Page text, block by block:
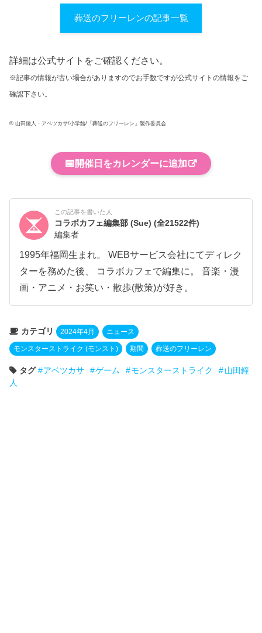
葬送のフリーレンの記事一覧
詳細は公式サイトをご確認ください。
※記事の情報が古い場合がありますのでお手数ですが公式サイトの情報をご
確認下さい。
© 山田鐘人・アベツカサ/小学館/「葬送のフリーレン」製作委員会
📅 開催日をカレンダーに追加
この記事を書いた人
コラボカフェ編集部 (Sue)(全21522件)
編集者
1995年福岡生まれ。 WEBサービス会社にてディレク
ターを務めた後、 コラボカフェで編集に。 音楽・漫
画・アニメ・お笑い・散歩(散策)が好き。
カテゴリ 2024年4月 ニュース
モンスターストライク (モンスト) 期間 葬送のフリーレン
タグ アベツカサ ゲーム モンスターストライク
山田鐘
人